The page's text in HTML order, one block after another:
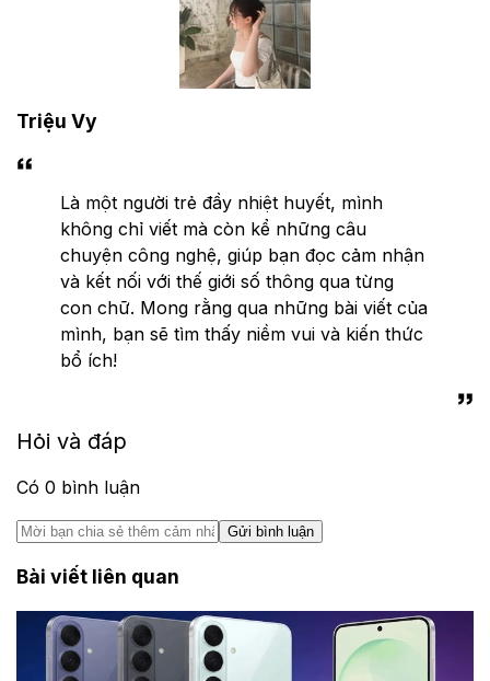
Triệu Vy
Là một người trẻ đầy nhiệt huyết, mình
không chỉ viết mà còn kể những câu
chuyện công nghệ, giúp bạn đọc cảm nhận
và kết nối với thế giới số thông qua từng
con chữ. Mong rằng qua những bài viết của
mình, bạn sẽ tìm thấy niềm vui và kiến thức
bổ ích!
Hỏi và đáp
Có 0 bình luận
Gửi bình luận
Bài viết liên quan